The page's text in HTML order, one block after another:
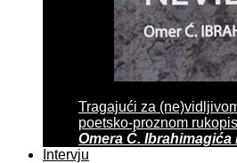
Tragajući za
poetsko-proznom
Omera Ć.
Intervju